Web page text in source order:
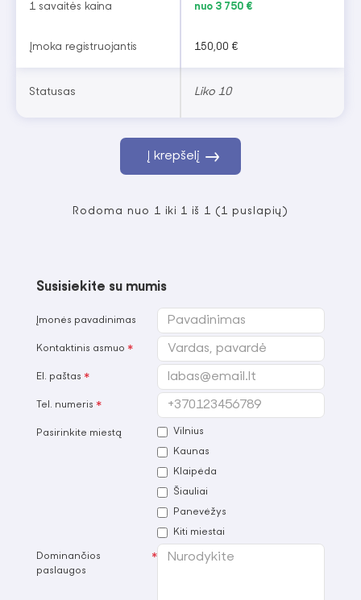
1 savaitės kaina nuo 3 750 €
Įmoka registruojantis 150,00 €
Statusas Liko 10
Į krepšelį
Rodoma nuo 1 iki 1 iš 1 (1 puslapių)
Susisiekite su mumis
Įmonės pavadinimas
Kontaktinis asmuo
El. paštas
Tel. numeris
Pasirinkite miestą Vilnius
Kaunas
Klaipėda
Šiauliai
Panevėžys
Kiti miestai
Dominančios
paslaugos